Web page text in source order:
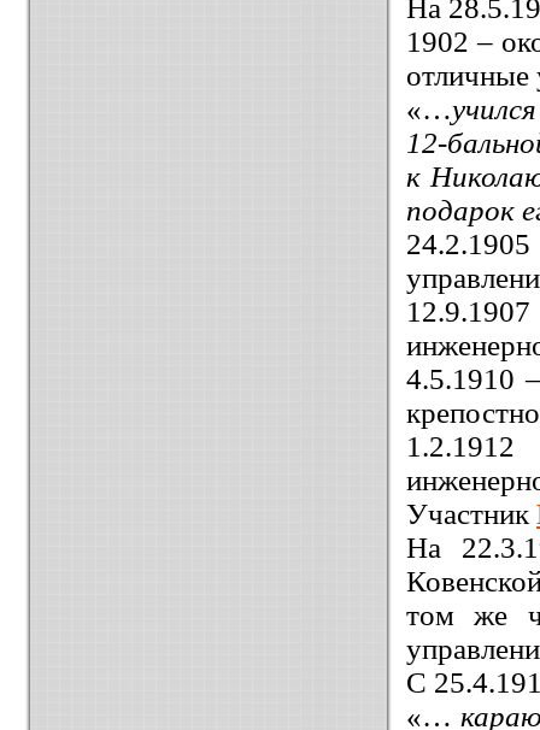
На
1902 –
отличные
«…
12-
к
подарок
4.5.1910
1.2.1912
Участник
На
том же
С
«…